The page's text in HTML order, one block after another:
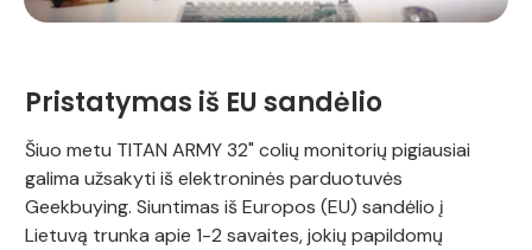
Pristatymas iš EU sandėlio
Šiuo metu TITAN ARMY 32" colių monitorių pigiausiai
galima užsakyti iš elektroninės parduotuvės
Geekbuying. Siuntimas iš Europos (EU) sandėlio į
Lietuvą trunka apie 1-2 savaites, jokių papildomų